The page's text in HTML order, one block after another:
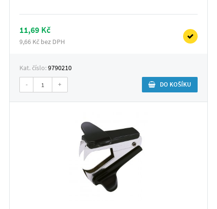
11,69 Kč
9,66 Kč bez DPH
Kat. číslo:9790210
- + DO KOŠÍKU